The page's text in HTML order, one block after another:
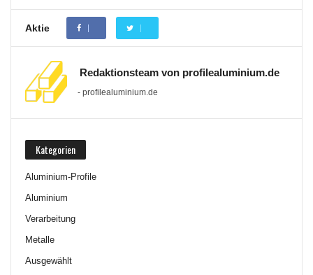
Aktie
Redaktionsteam von profilealuminium.de
- profilealuminium.de
Kategorien
Aluminium-Profile
Aluminium
Verarbeitung
Metalle
Ausgewählt